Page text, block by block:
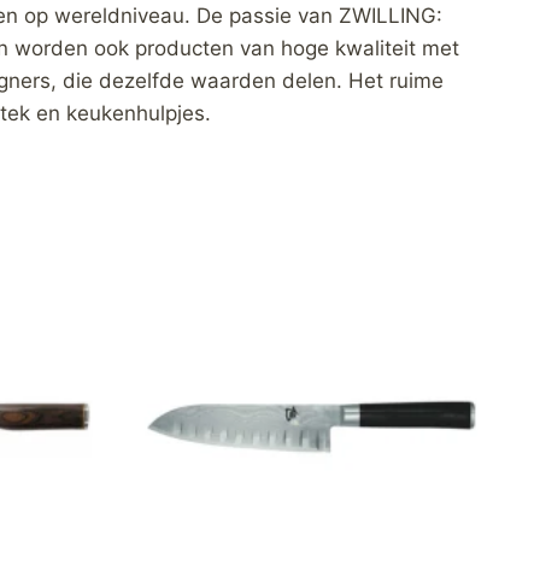
op wereldniveau. De passie van ZWILLING:
worden ook producten van hoge kwaliteit met
die dezelfde waarden delen. Het ruime
en keukenhulpjes.